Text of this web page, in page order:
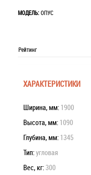
МОДЕЛЬ: ОПУС
Рейтинг
ХАРАКТЕРИСТИКИ
Ширина, мм: 1900
Высота, мм: 1090
Глубина, мм: 1345
Тип:угловая
Вес, кг:300